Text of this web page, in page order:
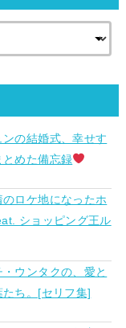
の結婚式、幸せす
とめた備忘録
のロケ地になったホ
ショッピング王ル
・ウンタクの、愛と
ち。[セリフ集]